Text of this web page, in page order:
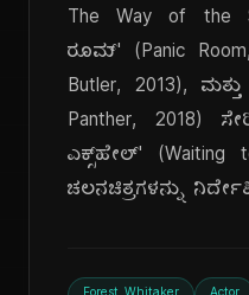
The Way of the
ರೂಮ್' (Panic
Butler, 2013),
Panther, 2018)
ಎಕ್ಸ್‌ಹೇಲ್' (Waiting
ಚಲನಚಿತ್ರಗಳನ್ನು